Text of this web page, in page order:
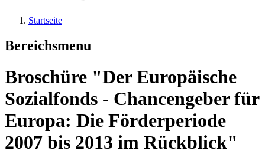
Startseite
Bereichsmenu
Broschüre "Der Europäische
Sozialfonds - Chancengeber für
Europa: Die Förderperiode
2007 bis 2013 im Rückblick"